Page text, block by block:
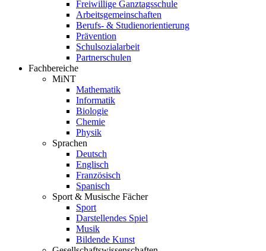
Freiwillige Ganztagsschule
Arbeitsgemeinschaften
Berufs- & Studienorientierung
Prävention
Schulsozialarbeit
Partnerschulen
Fachbereiche
MiNT
Mathematik
Informatik
Biologie
Chemie
Physik
Sprachen
Deutsch
Englisch
Französisch
Spanisch
Sport & Musische Fächer
Sport
Darstellendes Spiel
Musik
Bildende Kunst